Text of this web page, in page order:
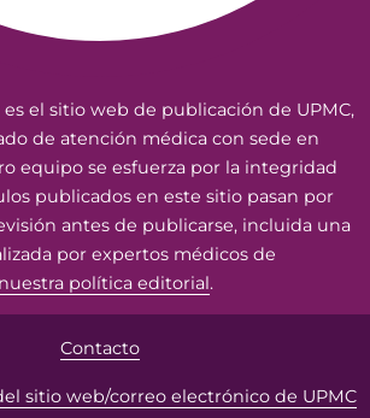
el sitio web de publicación de UPMC,
de atención médica con sede en
equipo se esfuerza por la integridad
publicados en este sitio pasan por
antes de publicarse, incluida una
por expertos médicos de
política editorial.
Contacto
sitio web/correo electrónico de UPMC